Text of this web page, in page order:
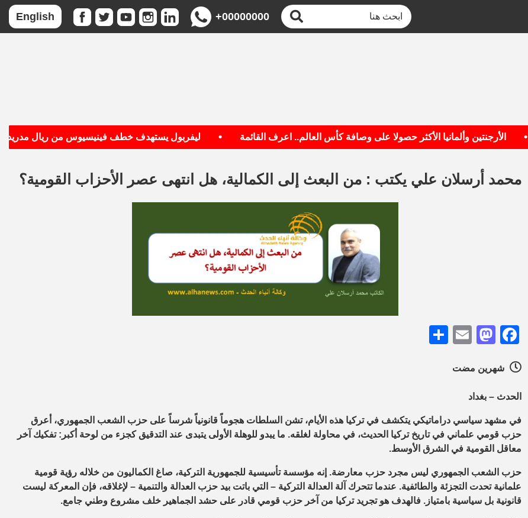
+00000000
English
الأرجنتين وألمانيا الأكثر حصولا على وصافة كأس العالم.. اعرف القائمة • ليفربول يستهدف خطف فينيسيوس من ريال مدريد •
محمد أرسلان علي يكتب : من البعث إلى الكمالية، هل انتهى عصر الأحزاب القومية؟
Facebook
Mastodon
Email
شهرين مضت
الحدث – بغداد
في مشهد سياسي دراماتيكي يتكشف في تركيا هذه الأيام، تشن السلطات هجوماً قانونياً شرساً على حزب الشعب الجمهوري، أعرق
حزب قومي علماني في تاريخ تركيا الحديث، في محاولة لغلقه. ما يبدو للوهلة الأولى يتبدى عند التدقيق كجزء من لوحة أكبر: تفكيك آخر
معاقل القومية في الشرق الأوسط.
حزب الشعب الجمهوري ليس مجرد حزب معارضة. إنه مؤسسة تأسيسية للجمهورية التركية، صاغ الكماليون من خلاله رؤية قومية
علمانية تحدت التجزئة والطائفية. عندما تتحرك آلة العدالة التركية – التي باتت بيد حزب العدالة والتنمية – لإغلاقه، فإن المعركة ليست
قانونية بل سياسية بامتياز. فالهدف هو تجريد تركيا من آخر حزب قومي قادر على حشد الجماهير خلف مشروع وطني جامع.